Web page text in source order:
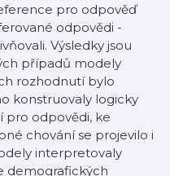
pro odpověď
odpovědi -
Výsledky jsou
případů modely
rozhodnutí bylo
konstruovaly logicky
pro odpovědi, ke
chování se projevilo i
interpretovaly
demografických